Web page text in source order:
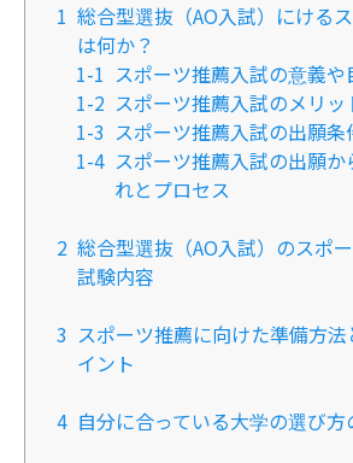
1 総合型選抜（AO入試）にける
は何か？
1-1 スポーツ推薦入試の意義
1-2 スポーツ推薦入試のメリッ
1-3 スポーツ推薦入試の出願条
1-4 スポーツ推薦入試の出願
れとプロセス
2 総合型選抜（AO入試）のスポ
試験内容
3 スポーツ推薦に向けた準備方
イント
4 自分に合っている大学の選び方